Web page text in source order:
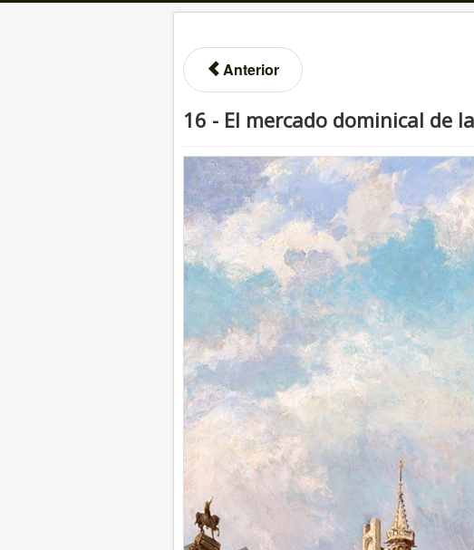
Anterior
16 - El mercado dominical de